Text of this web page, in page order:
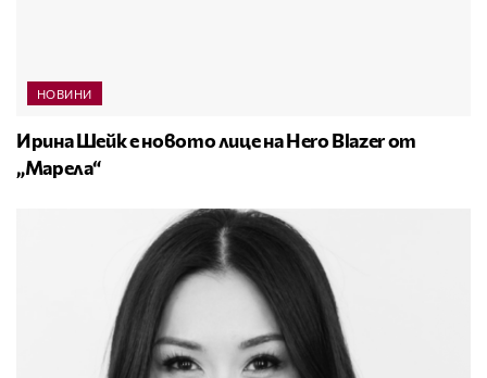
НОВИНИ
Ирина Шейк е новото лице на Hero Blazer от
„Марела“